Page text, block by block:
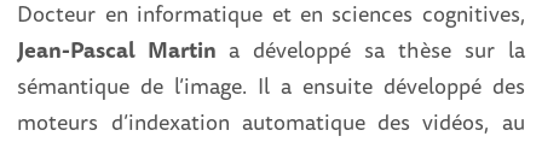
Docteur en informatique et en sciences cognitives,
Jean-Pascal Martina développé sa thèse sur la
sémantique de l’image. Il a ensuite développé des
moteurs d’indexation automatique des vidéos, au